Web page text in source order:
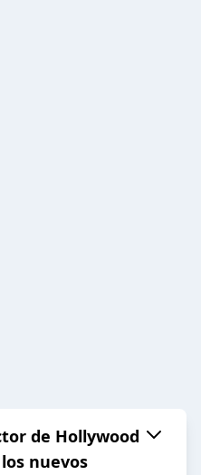
de Hollywood
nuevos